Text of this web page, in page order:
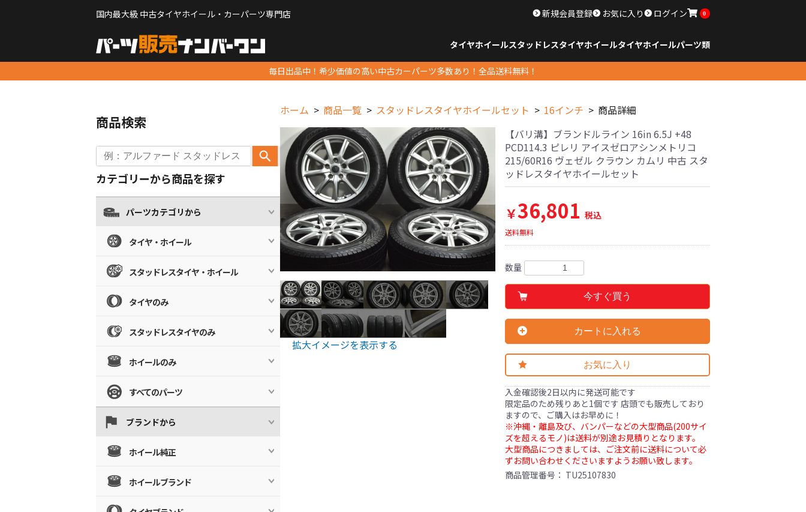
国内最大級 中古タイヤホイール・カーパーツ専門店 新規会員登録 お気に入り ログイン 0
タイヤホイールスタッドレスタイヤホイールタイヤホイールパーツ類
毎日出品中！希少価値の高い中古カーパーツ多数あり！全品送料無料！
ホーム 商品一覧 スタッドレスタイヤホイールセット 16インチ 商品詳細
拡大イメージを表示する
【バリ溝】ブランドルライン 16in 6.5J +48
PCD114.3 ピレリ アイスゼロアシンメトリコ
215/60R16 ヴェゼル クラウン カムリ 中古 スタ
ッドレスタイヤホイールセット
￥36,801 税込
送料無料
数量
今すぐ買う
カートに入れる
お気に入り
入金確認後2日以内に発送可能です
限定品のため残りあと1個です 店頭でも販売しており
ますので、ご購入はお早めに！
※沖縄・離島及び、バンパーなどの大型商品(200サイ
ズを超えるモノ)は送料が別途お見積りとなります。
大型商品につきましては、ご注文前に送料について必
ずお問い合わせくださいますようお願い致します。
商品管理番号： TU25107830
商品検索
カテゴリーから商品を探す
パーツカテゴリから
タイヤ・ホイール
スタッドレスタイヤ・ホイール
タイヤのみ
スタッドレスタイヤのみ
ホイールのみ
すべてのパーツ
ブランドから
ホイール純正
ホイールブランド